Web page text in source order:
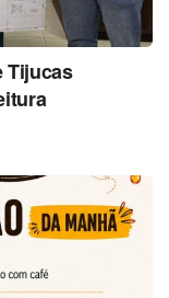
Tijucas